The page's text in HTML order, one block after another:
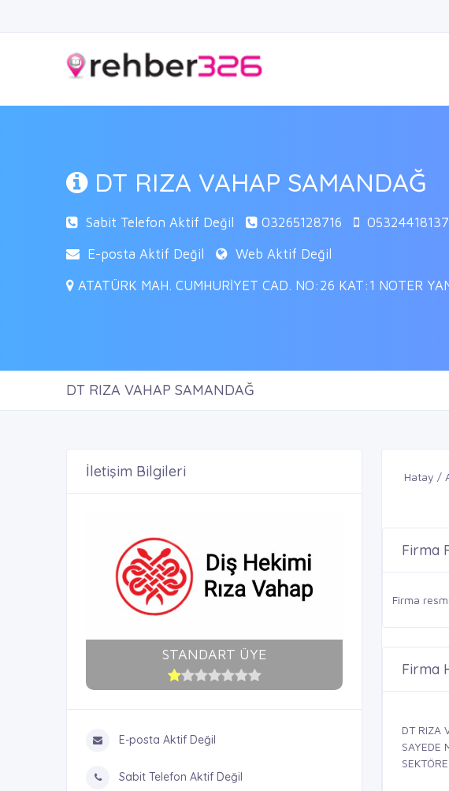
DT RIZA VAHAP SAMANDAĞ
Sabit Telefon Aktif Değil 03265128716 05324418137
E-posta Aktif Değil
Web Aktif Değil
ATATÜRK MAH. CUMHURİYET CAD. NO:26 KAT:1 NOTER
DT RIZA VAHAP SAMANDAĞ
İletişim Bilgileri
STANDART ÜYE
E-posta Aktif Değil
Sabit Telefon Aktif Değil
Hatay /
Firma
Firma
Firma
DT RIZA
SAYEDE